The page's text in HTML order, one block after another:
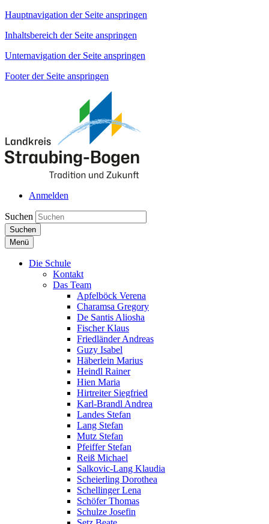
Hauptnavigation der Seite anspringen
Inhaltsbereich der Seite anspringen
Unternavigation der Seite anspringen
Footer der Seite anspringen
Anmelden
Suchen
Suchen
Menü
Die Schule
Kontakt
Das Team
Apfelböck Verena
Charamsa Gregory
De Santis Aliosha
Fischer Klaus
Friedländer Andreas
Guzy Isabel
Häberlein Marius
Heindl Rainer
Hien Maria
Hirtreiter Siegfried
Karl-Brandl Andrea
Landes Stefan
Lang Stefan
Mutz Stefan
Pfeiffer Stefan
Reiß Michael
Salkovic-Lang Klaudia
Scheierling Dorothea
Schellinger Lena
Schöfer Thomas
Schulze Josefin